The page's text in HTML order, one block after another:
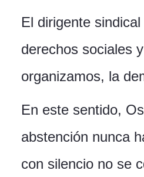
El dirigente
derechos sociales
organizamos, la
En este sentido,
abstención nunca
con silencio no se